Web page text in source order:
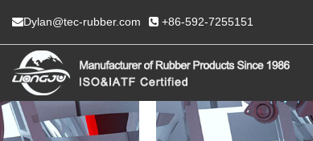
Dylan@tec-rubber.com +86-592-7255151